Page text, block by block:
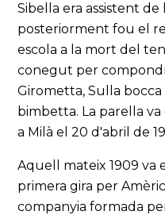
Sibella era assistent de
posteriorment fou el
escola a la mort del
conegut per
Girometta, Sulla
bimbetta. La parella
a Milà el 20 d'abril de
Aquell mateix 1909 va
primera gira per
companyia formada